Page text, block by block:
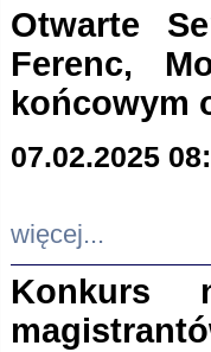
Otwarte
Ferenc,
końcowym
07.02.2025
więcej...
Konkurs